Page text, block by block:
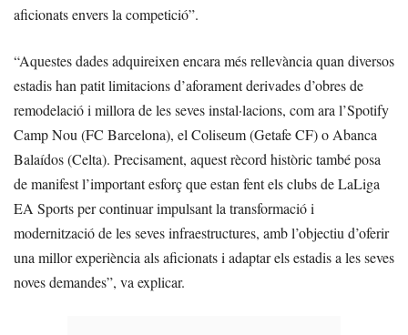
aficionats envers la competició”.
“Aquestes dades adquireixen encara més rellevància quan diversos
estadis han patit limitacions d’aforament derivades d’obres de
remodelació i millora de les seves instal·lacions, com ara l’Spotify
Camp Nou (FC Barcelona), el Coliseum (Getafe CF) o Abanca
Balaídos (Celta). Precisament, aquest rècord històric també posa
de manifest l’important esforç que estan fent els clubs de LaLiga
EA Sports per continuar impulsant la transformació i
modernització de les seves infraestructures, amb l’objectiu d’oferir
una millor experiència als aficionats i adaptar els estadis a les seves
noves demandes”, va explicar.